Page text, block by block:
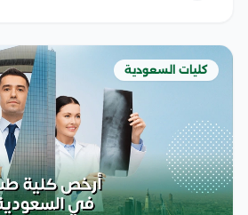
كليات السعودية